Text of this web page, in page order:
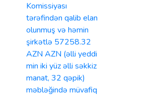
Komissiyası
tərəfindən qalib elan
olunmuş və həmin
şirkətlə 57258.32
AZN AZN (əlli yeddi
min iki yüz əlli səkkiz
manat, 32 qəpik)
məbləğində müvafiq